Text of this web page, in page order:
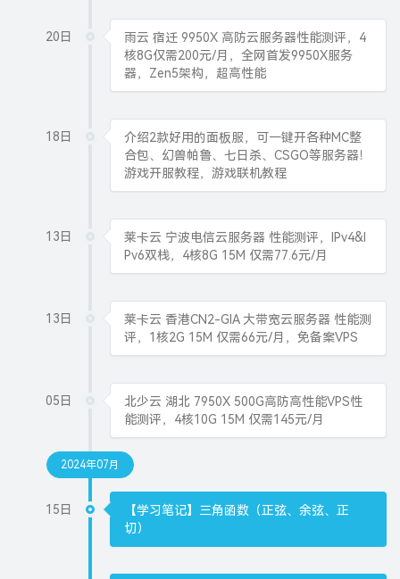
20日
雨云 宿迁 9950X 高防云服务器性能测评，4
核8G仅需200元/月，全网首发9950X服务
器，Zen5架构，超高性能
18日
介绍2款好用的面板服，可一键开各种MC整
合包、幻兽帕鲁、七日杀、CSGO等服务器！
游戏开服教程，游戏联机教程
13日
莱卡云 宁波电信云服务器 性能测评，IPv4&I
Pv6双栈，4核8G 15M 仅需77.6元/月
13日
莱卡云 香港CN2-GIA 大带宽云服务器 性能测
评，1核2G 15M 仅需66元/月，免备案VPS
05日
北少云 湖北 7950X 500G高防高性能VPS性
能测评，4核10G 15M 仅需145元/月
2024年07月
15日
【学习笔记】三角函数（正弦、余弦、正
切）